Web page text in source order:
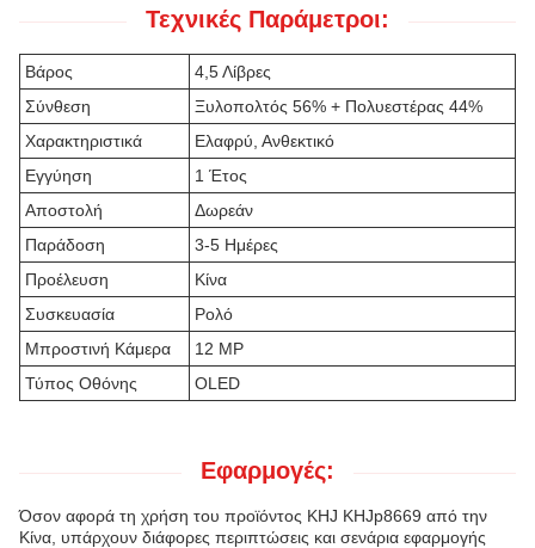
Τεχνικές Παράμετροι:
Βάρος
4,5 Λίβρες
Σύνθεση
Ξυλοπολτός 56% + Πολυεστέρας 44%
Χαρακτηριστικά
Ελαφρύ, Ανθεκτικό
Εγγύηση
1 Έτος
Αποστολή
Δωρεάν
Παράδοση
3-5 Ημέρες
Προέλευση
Κίνα
Συσκευασία
Ρολό
Μπροστινή Κάμερα
12 MP
Τύπος Οθόνης
OLED
Εφαρμογές:
Όσον αφορά τη χρήση του προϊόντος KHJ KHJp8669 από την
Κίνα, υπάρχουν διάφορες περιπτώσεις και σενάρια εφαρμογής